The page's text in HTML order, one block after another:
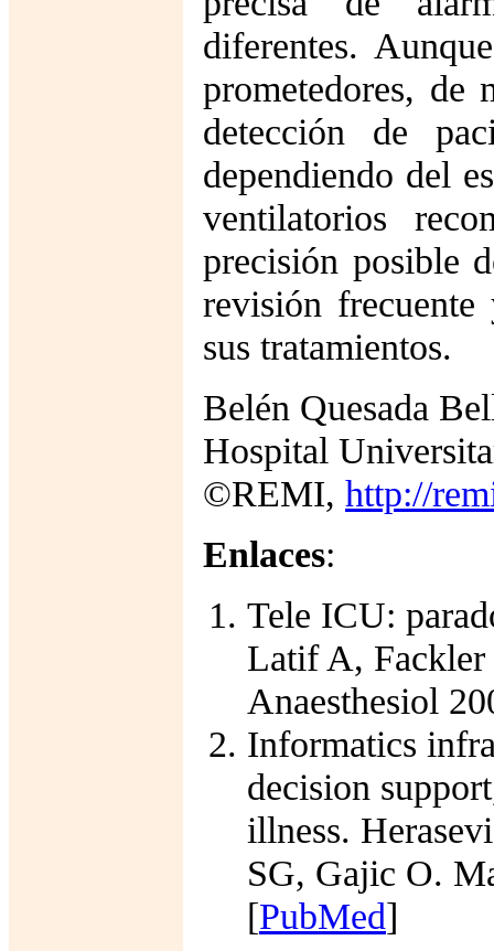
diferentes.
prometedores, de
detección de
dependiendo del
ventilatorios
precisión posible
revisión frecuente
sus tratamientos.
Belén Quesada
Hospital
©REMI, http://
Enlaces:
Tele ICU:
Latif A, Fackler
Anaesthesiol
Informatics
decision
illness.
SG, Gajic O.
[PubMed]